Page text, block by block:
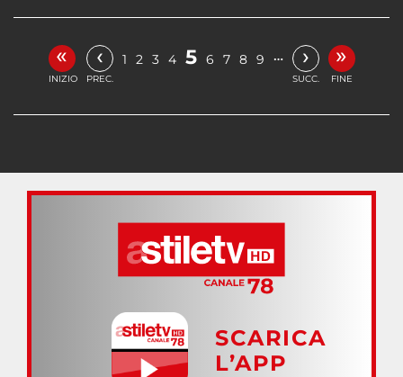
«
INIZIO
‹
PREC.
1 2 3 4 5 6 7 8 9 … ›
SUCC.
»
FINE
SCARICA
L’APP